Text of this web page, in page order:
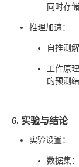
同时存
推理加速：
自推测
工作原
的预测结
6. 实验与结论
实验设置：
数据集